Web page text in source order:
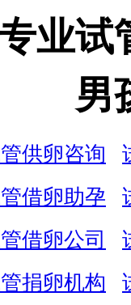
业试
男
供卵咨询
借卵助孕
借卵公司
捐卵机构